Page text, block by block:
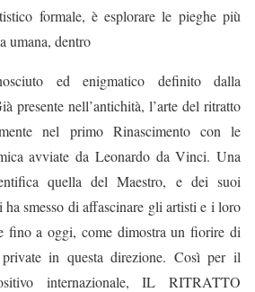
formale, è esplorare le pieghe più
umana, dentro
ed enigmatico definito dalla
presente nell’antichità, l’arte del ritratto
nel primo Rinascimento con le
avviate da Leonardo da Vinci. Una
quella del Maestro, e dei suoi
ha smesso di affascinare gli artisti e i loro
fino a oggi, come dimostra un fiorire di
in questa direzione. Così per il
internazionale, IL RITRATTO